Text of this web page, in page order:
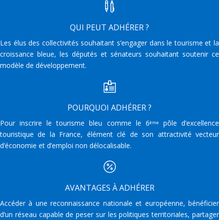

QUI PEUT ADHÉRER ?
Les élus des collectivités souhaitant s’engager dans le tourisme et la
croissance bleue, les députés et sénateurs souhaitant soutenir ce
modèle de développement.

POURQUOI ADHÉRER ?
Pour inscrire le tourisme bleu comme le 6èmepôle d’excellence
touristique de la France, élément clé de son attractivité vecteur
d’économie et d’emploi non délocalisable.

AVANTAGES À ADHÉRER
Accéder à une reconnaissance nationale et européenne, bénéficier
d’un réseau capable de peser sur les politiques territoriales, partager